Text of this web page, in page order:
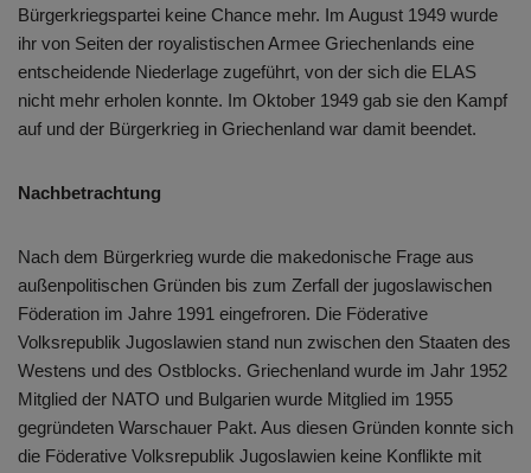
Bürgerkriegspartei keine Chance mehr. Im August 1949 wurde
ihr von Seiten der royalistischen Armee Griechenlands eine
entscheidende Niederlage zugeführt, von der sich die ELAS
nicht mehr erholen konnte. Im Oktober 1949 gab sie den Kampf
auf und der Bürgerkrieg in Griechenland war damit beendet.
Nachbetrachtung
Nach dem Bürgerkrieg wurde die makedonische Frage aus
außenpolitischen Gründen bis zum Zerfall der jugoslawischen
Föderation im Jahre 1991 eingefroren. Die Föderative
Volksrepublik Jugoslawien stand nun zwischen den Staaten des
Westens und des Ostblocks. Griechenland wurde im Jahr 1952
Mitglied der NATO und Bulgarien wurde Mitglied im 1955
gegründeten Warschauer Pakt. Aus diesen Gründen konnte sich
die Föderative Volksrepublik Jugoslawien keine Konflikte mit